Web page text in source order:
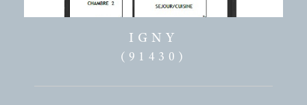
IGNY
(91430)